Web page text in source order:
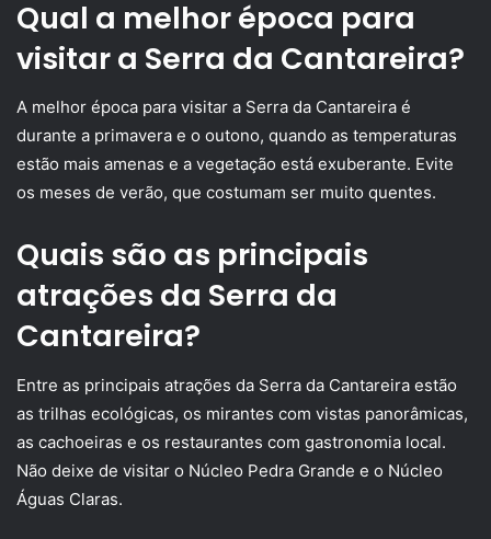
Qual a melhor época para
visitar a Serra da Cantareira?
A melhor época para visitar a Serra da Cantareira é
durante a primavera e o outono, quando as temperaturas
estão mais amenas e a vegetação está exuberante. Evite
os meses de verão, que costumam ser muito quentes.
Quais são as principais
atrações da Serra da
Cantareira?
Entre as principais atrações da Serra da Cantareira estão
as trilhas ecológicas, os mirantes com vistas panorâmicas,
as cachoeiras e os restaurantes com gastronomia local.
Não deixe de visitar o Núcleo Pedra Grande e o Núcleo
Águas Claras.